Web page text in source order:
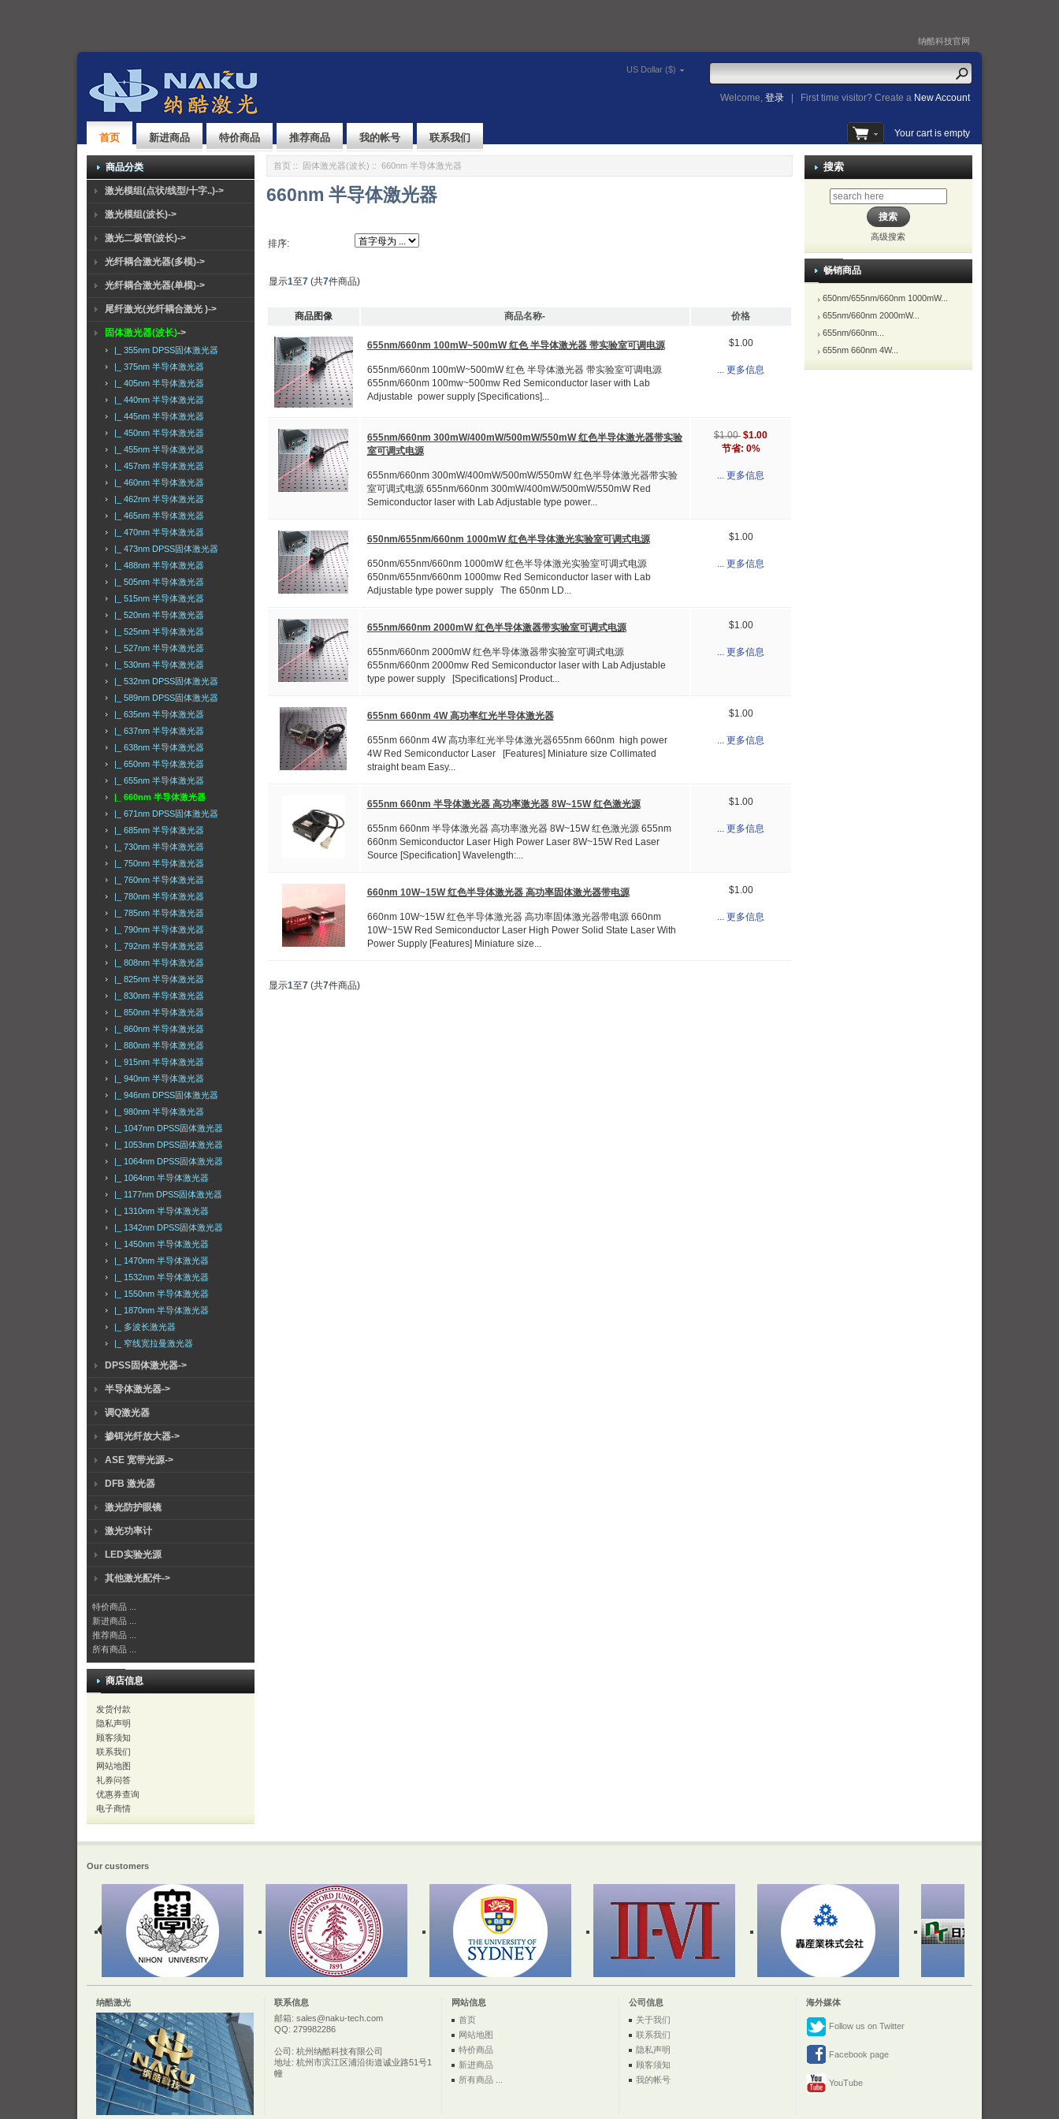
纳酷科技官网
US Dollar ($)
Welcome,登录 First time visitor? Create a New Account
首页 新进商品 特价商品 推荐商品 我的帐号 联系我们 Your cart is empty
商品分类
激光模组(点状/线型/十字..)->
激光模组(波长)->
激光二极管(波长)->
光纤耦合激光器(多模)->
光纤耦合激光器(单模)->
尾纤激光(光纤耦合激光 )->
固体激光器(波长)->
|_ 355nm DPSS固体激光器
|_ 375nm 半导体激光器
|_ 405nm 半导体激光器
|_ 440nm 半导体激光器
|_ 445nm 半导体激光器
|_ 450nm 半导体激光器
|_ 455nm 半导体激光器
|_ 457nm 半导体激光器
|_ 460nm 半导体激光器
|_ 462nm 半导体激光器
|_ 465nm 半导体激光器
|_ 470nm 半导体激光器
|_ 473nm DPSS固体激光器
|_ 488nm 半导体激光器
|_ 505nm 半导体激光器
|_ 515nm 半导体激光器
|_ 520nm 半导体激光器
|_ 525nm 半导体激光器
|_ 527nm 半导体激光器
|_ 530nm 半导体激光器
|_ 532nm DPSS固体激光器
|_ 589nm DPSS固体激光器
|_ 635nm 半导体激光器
|_ 637nm 半导体激光器
|_ 638nm 半导体激光器
|_ 650nm 半导体激光器
|_ 655nm 半导体激光器
|_ 660nm 半导体激光器
|_ 671nm DPSS固体激光器
|_ 685nm 半导体激光器
|_ 730nm 半导体激光器
|_ 750nm 半导体激光器
|_ 760nm 半导体激光器
|_ 780nm 半导体激光器
|_ 785nm 半导体激光器
|_ 790nm 半导体激光器
|_ 792nm 半导体激光器
|_ 808nm 半导体激光器
|_ 825nm 半导体激光器
|_ 830nm 半导体激光器
|_ 850nm 半导体激光器
|_ 860nm 半导体激光器
|_ 880nm 半导体激光器
|_ 915nm 半导体激光器
|_ 940nm 半导体激光器
|_ 946nm DPSS固体激光器
|_ 980nm 半导体激光器
|_ 1047nm DPSS固体激光器
|_ 1053nm DPSS固体激光器
|_ 1064nm DPSS固体激光器
|_ 1064nm 半导体激光器
|_ 1177nm DPSS固体激光器
|_ 1310nm 半导体激光器
|_ 1342nm DPSS固体激光器
|_ 1450nm 半导体激光器
|_ 1470nm 半导体激光器
|_ 1532nm 半导体激光器
|_ 1550nm 半导体激光器
|_ 1870nm 半导体激光器
|_ 多波长激光器
|_ 窄线宽拉曼激光器
DPSS固体激光器->
半导体激光器->
调Q激光器
掺铒光纤放大器->
ASE 宽带光源->
DFB 激光器
激光防护眼镜
激光功率计
LED实验光源
其他激光配件->
特价商品 ...
新进商品 ...
推荐商品 ...
所有商品 ...
商店信息
发货付款
隐私声明
顾客须知
联系我们
网站地图
礼券问答
优惠券查询
电子商情
首页 :: 固体激光器(波长) :: 660nm 半导体激光器
660nm 半导体激光器
排序:
显示1至7(共7件商品)
商品图像 商品名称- 价格
655nm/660nm 100mW~500mW 红色 半导体激光器 带实验室可调电源
655nm/660nm 100mW~500mW 红色 半导体激光器 带实验室可调电源
655nm/660nm 100mw~500mw Red Semiconductor laser with Lab
Adjustable power supply [Specifications]...
$1.00
... 更多信息
655nm/660nm 300mW/400mW/500mW/550mW 红色半导体激光器带实验
室可调式电源
655nm/660nm 300mW/400mW/500mW/550mW 红色半导体激光器带实验
室可调式电源 655nm/660nm 300mW/400mW/500mW/550mW Red
Semiconductor laser with Lab Adjustable type power...
$1.00 $1.00
节省: 0%
... 更多信息
650nm/655nm/660nm 1000mW 红色半导体激光实验室可调式电源
650nm/655nm/660nm 1000mW 红色半导体激光实验室可调式电源
650nm/655nm/660nm 1000mw Red Semiconductor laser with Lab
Adjustable type power supply The 650nm LD...
$1.00
... 更多信息
655nm/660nm 2000mW 红色半导体激器带实验室可调式电源
655nm/660nm 2000mW 红色半导体激器带实验室可调式电源
655nm/660nm 2000mw Red Semiconductor laser with Lab Adjustable
type power supply [Specifications] Product...
$1.00
... 更多信息
655nm 660nm 4W 高功率红光半导体激光器
655nm 660nm 4W 高功率红光半导体激光器655nm 660nm high power
4W Red Semiconductor Laser [Features] Miniature size Collimated
straight beam Easy...
$1.00
... 更多信息
655nm 660nm 半导体激光器 高功率激光器 8W~15W 红色激光源
655nm 660nm 半导体激光器 高功率激光器 8W~15W 红色激光源 655nm
660nm Semiconductor Laser High Power Laser 8W~15W Red Laser
Source [Specification] Wavelength:...
$1.00
... 更多信息
660nm 10W~15W 红色半导体激光器 高功率固体激光器带电源
660nm 10W~15W 红色半导体激光器 高功率固体激光器带电源 660nm
10W~15W Red Semiconductor Laser High Power Solid State Laser With
Power Supply [Features] Miniature size...
$1.00
... 更多信息
显示1至7(共7件商品)
搜索
高级搜索
畅销商品
650nm/655nm/660nm 1000mW...
655nm/660nm 2000mW...
655nm/660nm...
655nm 660nm 4W...
Our customers
纳酷激光 联系信息 网站信息 公司信息
海外媒体
邮箱: sales@naku-tech.com
QQ: 279982286
公司: 杭州纳酷科技有限公司
地址: 杭州市滨江区浦沿街道诚业路51号1
幢
首页
网站地图
特价商品
新进商品
所有商品 ...
关于我们
联系我们
隐私声明
顾客须知
我的帐号
Follow us on Twitter
Facebook page
YouTube